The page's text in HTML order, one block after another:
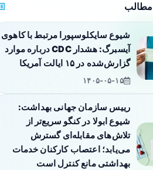
مطالب
شیوع سایکلوسپورا مرتبط با کاهوی
آیسبرگ: هشدار CDC درباره موارد
گزارش‌شده در ۱۵ ایالت آمریکا
۱۴۰۵-۰۵-۱۵
رییس سازمان جهانی بهداشت:
شیوع ابولا در کنگو سریع‌تر از
تلاش‌های مقابله‌ای گسترش
می‌یابد؛ اعتصاب کارکنان خدمات
بهداشتی مانع کنترل است